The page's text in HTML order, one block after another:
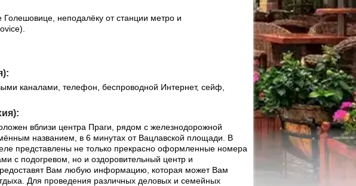
неподалёку от станции метро и
каналами, телефон, беспроводной Интернет, сейф,
вблизи центра Праги, рядом с железнодорожной
названием, в 6 минутах от Вацлавской площади. В
представлены не только прекрасно оформленные номера
с подогревом, но и оздоровительный центр и
Вам любую информацию, которая может Вам
Для проведения различных деловых и семейных